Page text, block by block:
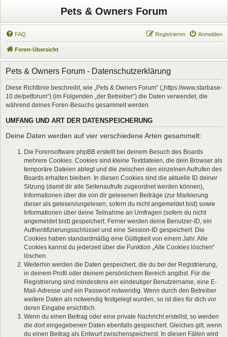
Pets & Owners Forum
FAQ Anmelden
Registrieren
Foren-Übersicht
Pets & Owners Forum - Datenschutzerklärung
Diese Richtlinie beschreibt, wie „Pets & Owners Forum“ („https://www.starbase-
10.de/petforum“) (im Folgenden „der Betreiber“) die Daten verwendet, die
während deines Foren-Besuchs gesammelt werden.
UMFANG UND ART DER DATENSPEICHERUNG
Deine Daten werden auf vier verschiedene Arten gesammelt:
Die Forensoftware phpBB erstellt bei deinem Besuch des Boards
mehrere Cookies. Cookies sind kleine Textdateien, die dein Browser als
temporäre Dateien ablegt und die zwischen den einzelnen Aufrufen des
Boards erhalten bleiben. In diesen Cookies sind die aktuelle ID deiner
Sitzung (damit dir alle Seitenaufrufe zugeordnet werden können),
Informationen über die von dir gelesenen Beiträge (zur Markierung
dieser als gelesen/ungelesen; sofern du nicht angemeldet bist) sowie
Informationen über deine Teilnahme an Umfragen (sofern du nicht
angemeldet bist) gespeichert. Ferner werden deine Benutzer-ID, ein
Authentifizierungsschlüssel und eine Session-ID gespeichert. Die
Cookies haben standardmäßig eine Gültigkeit von einem Jahr. Alle
Cookies kannst du jederzeit über die Funktion „Alle Cookies löschen“
löschen.
Weiterhin werden die Daten gespeichert, die du bei der Registrierung,
in deinem Profil oder deinem persönlichem Bereich angibst. Für die
Registrierung sind mindestens ein eindeutiger Benutzername, eine E-
Mail-Adresse und ein Passwort notwendig. Wenn durch den Betreiber
weitere Daten als notwendig festgelegt wurden, so ist dies für dich vor
deren Eingabe ersichtlich.
Wenn du einen Beitrag oder eine private Nachricht erstellst, so werden
die dort eingegebenen Daten ebenfalls gespeichert. Gleiches gilt, wenn
du einen Beitrag als Entwurf zwischenspeicherst. In diesen Fällen wird